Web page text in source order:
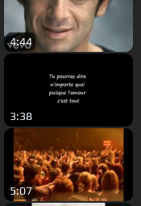
4:44
3:38
5:07